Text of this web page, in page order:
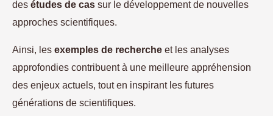
des études de cas sur le développement de nouvelles
approches scientifiques.
Ainsi, les exemples de recherche et les analyses
approfondies contribuent à une meilleure appréhension
des enjeux actuels, tout en inspirant les futures
générations de scientifiques.